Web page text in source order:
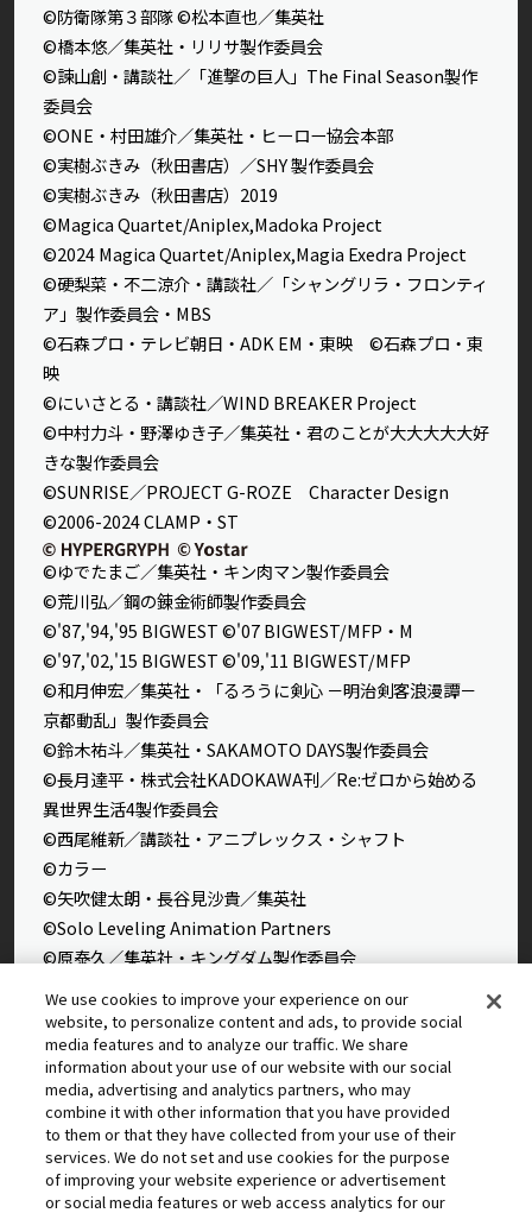
©防衛隊第３部隊 ©松本直也／集英社
©橋本悠／集英社・リリサ製作委員会
©諫山創・講談社／「進撃の巨人」The Final Season製作
委員会
©ONE・村田雄介／集英社・ヒーロー協会本部
©実樹ぶきみ（秋田書店）／SHY 製作委員会
©実樹ぶきみ（秋田書店）2019
©Magica Quartet/Aniplex,Madoka Project
©2024 Magica Quartet/Aniplex,Magia Exedra Project
©硬梨菜・不二涼介・講談社／「シャングリラ・フロンティ
ア」製作委員会・MBS
©石森プロ・テレビ朝日・ADK EM・東映 ©石森プロ・東
映
©にいさとる・講談社／WIND BREAKER Project
©中村力斗・野澤ゆき子／集英社・君のことが大大大大大好
きな製作委員会
©SUNRISE／PROJECT G-ROZE Character Design
©2006-2024 CLAMP・ST
©ゆでたまご／集英社・キン肉マン製作委員会
©荒川弘／鋼の錬金術師製作委員会
©'87,'94,'95 BIGWEST ©'07 BIGWEST/MFP・M
©'97,'02,'15 BIGWEST ©'09,'11 BIGWEST/MFP
©和月伸宏／集英社・「るろうに剣心 －明治剣客浪漫譚－
京都動乱」製作委員会
©鈴木祐斗／集英社・SAKAMOTO DAYS製作委員会
©長月達平・株式会社KADOKAWA刊／Re:ゼロから始める
異世界生活4製作委員会
©西尾維新／講談社・アニプレックス・シャフト
©カラー
©矢吹健太朗・長谷見沙貴／集英社
©Solo Leveling Animation Partners
©原泰久／集英社・キングダム製作委員会
©石田スイ／集英社・東京喰種製作委員会
©石田スイ／集英社・東京喰種：re製作委員会
©外薗健／集英社
©タカヒロ・竹村洋平／集英社・魔防隊広報部
©高橋留美子／小学館・読売テレビ・サンライズ 2009
©藤本タツキ／集英社・ＭＡＰＰＡ
© 2025 MAPPA／チェンソーマンプロジェクト ©藤本タツ
キ／集英社
We use cookies to improve your experience on our
website, to personalize content and ads, to provide social
media features and to analyze our traffic. We share
information about your use of our website with our social
media, advertising and analytics partners, who may
combine it with other information that you have provided
to them or that they have collected from your use of their
services. We do not set and use cookies for the purpose
of improving your website experience or advertisement
or social media features or web access analytics for our